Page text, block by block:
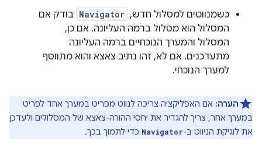
כשמנווטים למסלול חדש, Navigator בודק אם
המסלול הוא מסלול ברמה העליונה. אם כן,
המסלול והמערך הנוכחיים ברמה העליונה
מתעדכנים. אם לא, זהו נתיב צאצא והוא מתווסף
למערך הנוכחי.
הערה: אם האפליקציה צריכה לנווט מפריט במערך אחד לפריט
במערך אחר, צריך להגדיר את יחסי ההורה-צאצא של המסלולים ולעדכן
את לוגיקת הניווט ב-Navigator כדי לתמוך בכך.